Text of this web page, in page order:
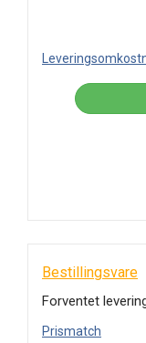
Bestillingsvare
Forventet
Prismatch